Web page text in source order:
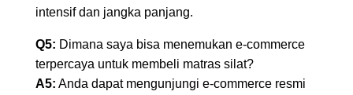
intensif dan jangka panjang.
Q5: Dimana saya bisa menemukan e-commerce
terpercaya untuk membeli matras silat?
A5: Anda dapat mengunjungi e-commerce resmi